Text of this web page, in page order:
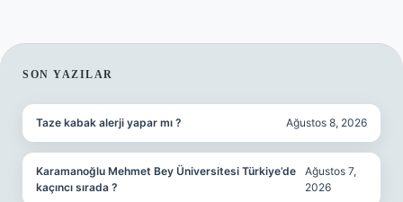
SIDEBAR
SON YAZILAR
Taze kabak alerji yapar mı ? Ağustos 8, 2026
Karamanoğlu Mehmet Bey Üniversitesi Türkiye’de
kaçıncı sırada ?
Ağustos 7,
2026